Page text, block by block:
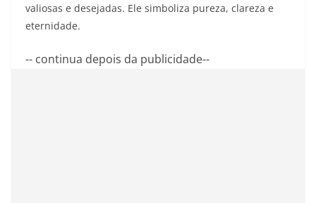
valiosas e desejadas. Ele simboliza pureza, clareza e
eternidade.
-- continua depois da publicidade--